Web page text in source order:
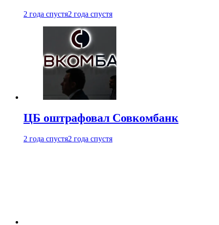
2 года спустя2 года спустя
ЦБ оштрафовал Совкомбанк
2 года спустя2 года спустя